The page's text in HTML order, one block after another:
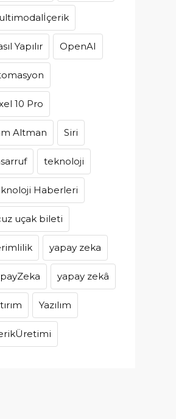
Yapılır OpenAI
10 Pro
Altman Siri
teknoloji
Haberleri
uçak bileti
yapay zeka
yapay zekâ
Yazılım